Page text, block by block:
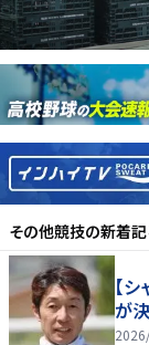
その他競技の新着
【
が